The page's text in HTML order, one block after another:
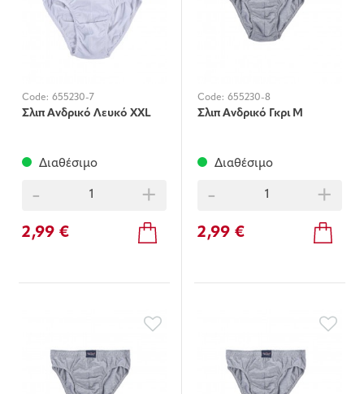
Code: 655230-7
Σλιπ Ανδρικό Λευκό XXL
Διαθέσιμο
- +
2,99 €
Code: 655230-8
Σλιπ Ανδρικό Γκρι Μ
Διαθέσιμο
- +
2,99 €